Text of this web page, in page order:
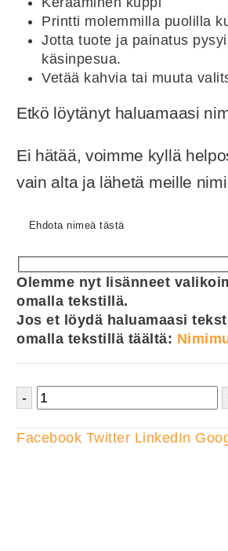
Printti molemmilla puolilla
Jotta tuote ja painatus
käsinpesua.
Vetää kahvia tai muuta
Etkö löytänyt haluamaasi
Ei hätää, voimme kyllä
vain alta ja lähetä meille
Ehdota nimeä tästä
Olemme nyt lisänneet
omalla tekstillä.
Jos et löydä haluamaasi
omalla tekstillä täältä:
-
Facebook Twitter LinkedIn